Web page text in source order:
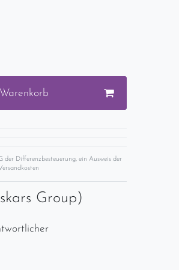
Differenzbesteuerung, ein Ausweis der
Group)